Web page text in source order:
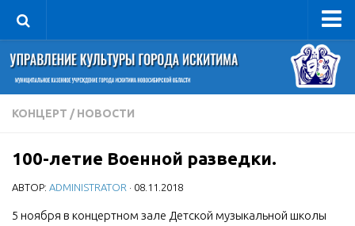
Управление
Руководитель
Сведения об организации
Книга почета культуры
Фотогалерея
Документы
КОНЦЕРТ / НОВОСТИ
100-летие Военной разведки.
АВТОР: ADMINISTRATOR · 08.11.2018
5 ноября в концертном зале Детской музыкальной школы